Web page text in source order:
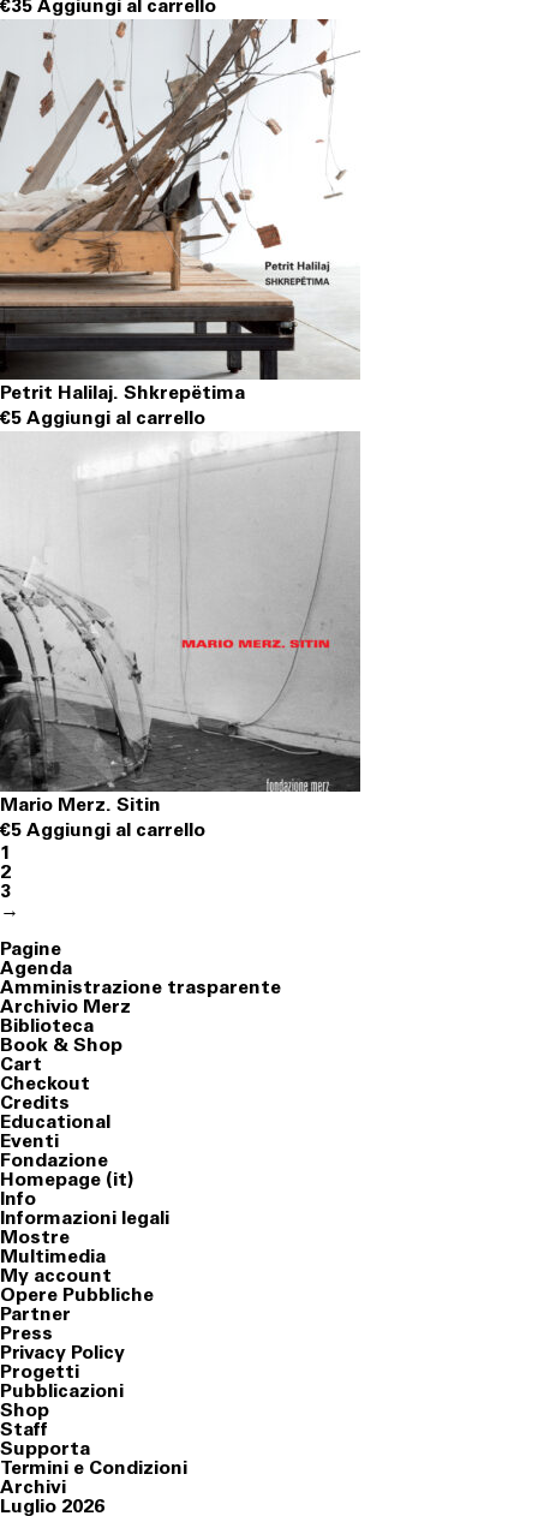
€35 Aggiungi al carrello
Petrit Halilaj. Shkrepëtima
€5 Aggiungi al carrello
Mario Merz. Sitin
€5 Aggiungi al carrello
1
2
3
→
per:
Pagine
Agenda
Amministrazione trasparente
Archivio Merz
Biblioteca
Book & Shop
Cart
Checkout
Credits
Educational
Eventi
Fondazione
Homepage (it)
Info
Informazioni legali
Mostre
Multimedia
My account
Opere Pubbliche
Partner
Press
Privacy Policy
Progetti
Pubblicazioni
Shop
Staff
Supporta
Termini e Condizioni
Archivi
Luglio 2026